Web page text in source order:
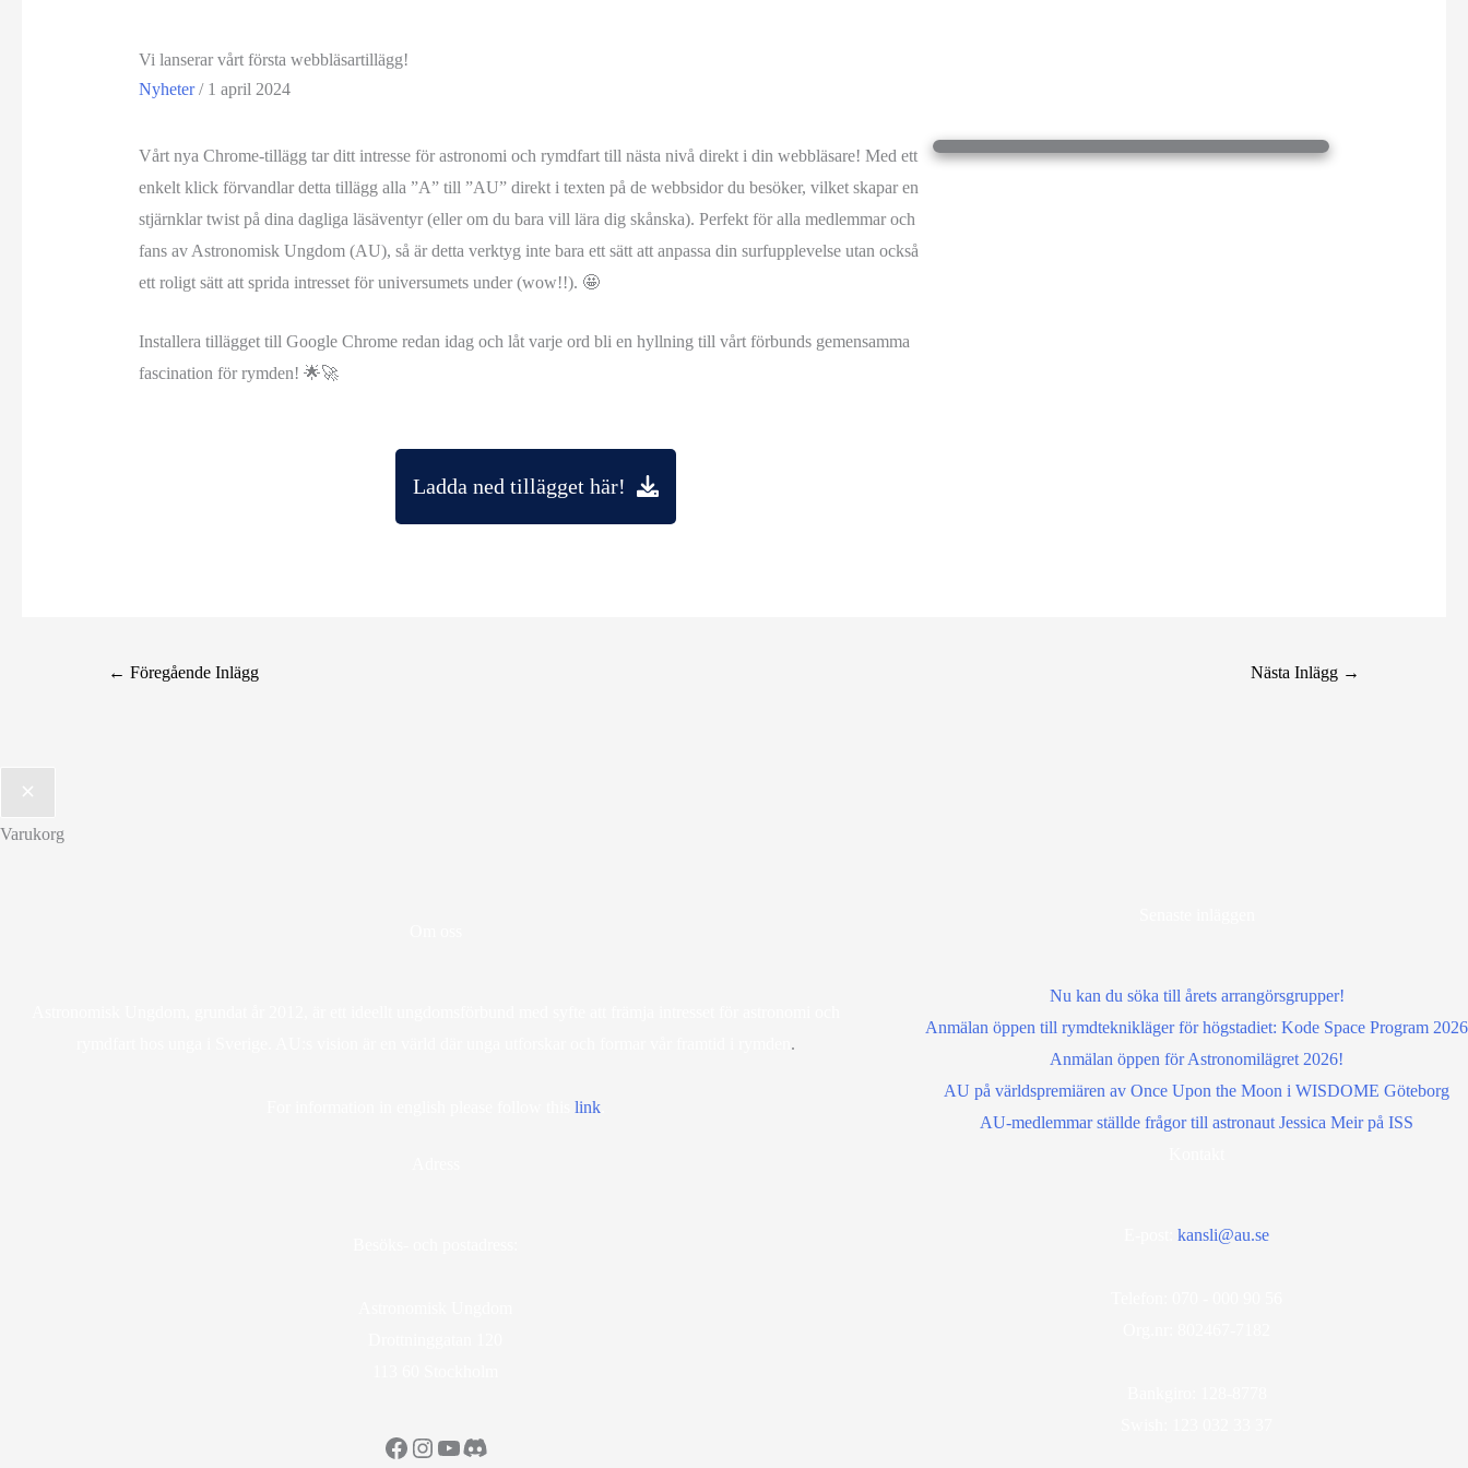
Vi lanserar vårt första webbläsartillägg!
Nyheter/ 1 april 2024
Vårt nya Chrome-tillägg tar ditt intresse för astronomi och rymdfart till nästa nivå direkt i din webbläsare! Med ett
enkelt klick förvandlar detta tillägg alla ”A” till ”AU” direkt i texten på de webbsidor du besöker, vilket skapar en
stjärnklar twist på dina dagliga läsäventyr (eller om du bara vill lära dig skånska). Perfekt för alla medlemmar och
fans av Astronomisk Ungdom (AU), så är detta verktyg inte bara ett sätt att anpassa din surfupplevelse utan också
ett roligt sätt att sprida intresset för universumets under (wow!!). 🤩
Installera tillägget till Google Chrome redan idag och låt varje ord bli en hyllning till vårt förbunds gemensamma
fascination för rymden! 🌟🚀
Ladda ned tillägget här!
← Föregående Inlägg Nästa Inlägg →
Varukorg
.
link.
Nu kan du söka till årets arrangörsgrupper!
Anmälan öppen till rymdteknikläger för högstadiet: Kode Space Program 2026
Anmälan öppen för Astronomilägret 2026!
AU på världspremiären av Once Upon the Moon i WISDOME Göteborg
AU-medlemmar ställde frågor till astronaut Jessica Meir på ISS
Facebook
Instagram
YouTube
Discord
kansli@au.se